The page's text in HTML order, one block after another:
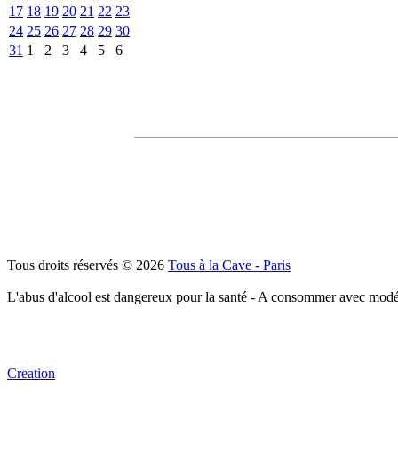
17 18 19 20 21 22 23
24 25 26 27 28 29 30
31 1 2 3 4 5 6
Tous droits réservés © 2026 Tous à la Cave - Paris
L'abus d'alcool est dangereux pour la santé - A consommer avec
Creation